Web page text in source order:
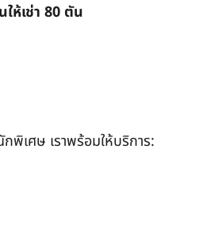
ให้เช่า 80 ตัน
พิเศษ เราพร้อมให้บริการ: